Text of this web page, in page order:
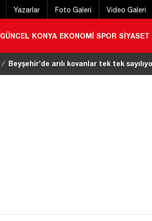
Yazarlar Foto Galeri Video Galeri
GÜNCEL KONYA EKONOMİ SPOR SİYASET
/ Konya’da tramvaylar için yeni karar!